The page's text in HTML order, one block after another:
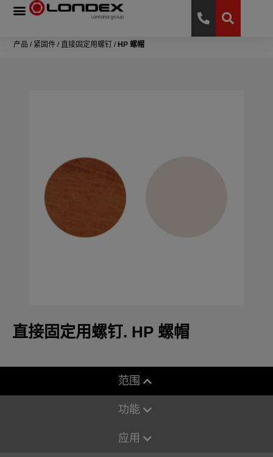
产品 / 紧固件 / 直接固定用螺钉 / HP 螺帽
直接固定用螺钉. HP 螺帽
范围
功能
应用